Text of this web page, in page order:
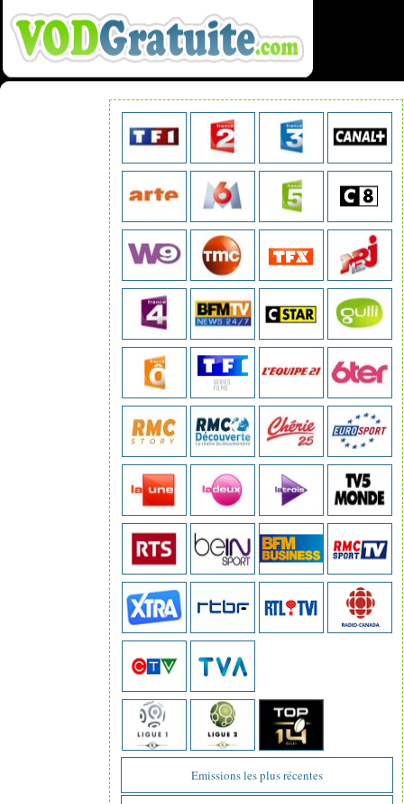
Emissions les plus récentes